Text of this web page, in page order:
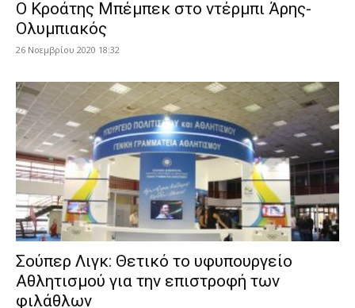
Ο Κροάτης Μπέμπεκ στο ντέρμπι Άρης-
Ολυμπιακός
26 Νοεμβρίου 2020 18:32
Σούπερ Λιγκ: Θετικό το υφυπουργείο
Αθλητισμού για την επιστροφή των
φιλάθλων